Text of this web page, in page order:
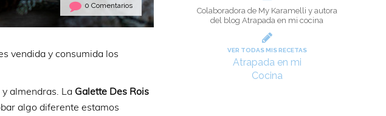
0 Comentarios
vendida y consumida los
almendras. La Galette Des Rois
algo diferente estamos
Colaboradora de My Karamelli y autora
del blog Atrapada en mi cocina
VER TODAS MIS RECETAS
Atrapada en mi
Cocina